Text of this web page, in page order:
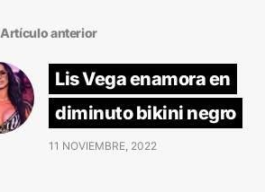
Artículo anterior
Lis Vega enamora en
diminuto bikini negro
11 NOVIEMBRE, 2022